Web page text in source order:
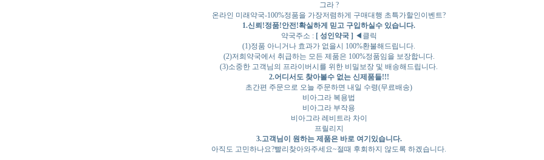
그라 ?
온라인 미래약국-100%정품을 가장저렴하게 구매대행 초특가할인이벤트?
1.신뢰!정품!안전!확실하게 믿고 구입하실수 있습니다.
약국주소 : [ 성인약국 ] ◀클릭
(1)정품 아니거나 효과가 없을시 100%환불해드립니다.
(2)저희약국에서 취급하는 모든 제품은 100%정품임을 보장합니다.
(3)소중한 고객님의 프라이버시를 위한 비밀보장 및 배송해드립니다.
2.어디서도 찾아볼수 없는 신제품들!!!
초간편 주문으로 오늘 주문하면 내일 수령(무료배송)
비아그라 복용법
비아그라 부작용
비아그라 레비트라 차이
프릴리지
3.고객님이 원하는 제품은 바로 여기있습니다.
아직도 고민하나요?빨리찾아와주세요~절때 후회하지 않도록 하겠습니다.